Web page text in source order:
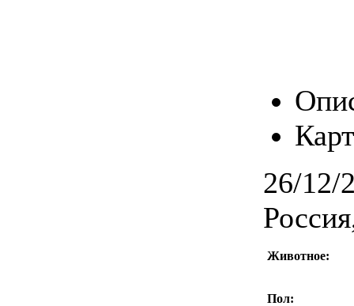
26/12/
Животное:
Пол: